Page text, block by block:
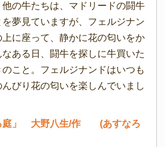
の牛たちは、マドリードの闘牛
夢見ていますが、フェルジナン
上に座って、静かに花の匂いをか
ある日、闘牛を探しに牛買いた
こと。フェルジナンドはいつも
びり花の匂いを楽しんでいまし
る庭」 大野八生/作 (あすなろ